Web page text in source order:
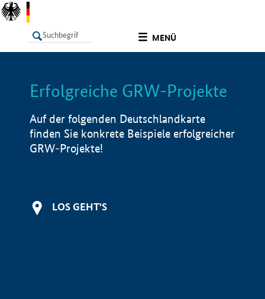
MENÜ
LISTE Info
Erfolgreiche GRW-Projekte
Auf der folgenden Deutschlandkarte
finden Sie konkrete Beispiele erfolgreicher
GRW-Projekte!
LOS GEHT'S